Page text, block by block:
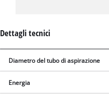
Dettagli tecnici
Diametro del tubo di aspirazione
Energia